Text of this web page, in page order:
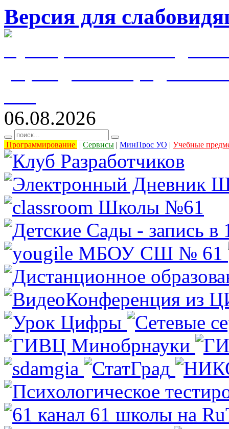
Версия для
06.08.2026
Программирование | Сервисы | МинПрос УО | Учебные